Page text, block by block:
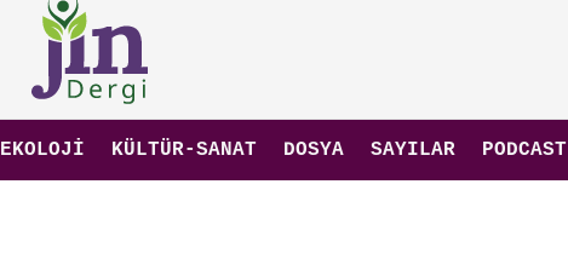
EKOLOJI KÜLTÜR-SANAT DOSYA SAYILAR PODCAST